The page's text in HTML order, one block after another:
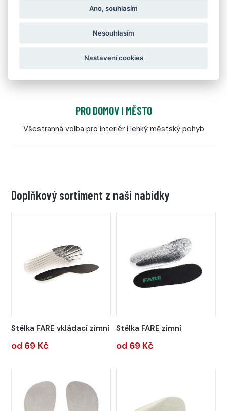
PRO DOMOV I MĚSTO
Všestranná volba pro interiér i lehký městský pohyb
Doplňkový sortiment z naší nabídky
Stélka FARE vkládací zimní
od 69 Kč
Stélka FARE zimní
od 69 Kč
Ano, souhlasím
Nesouhlasím
Nastavení cookies